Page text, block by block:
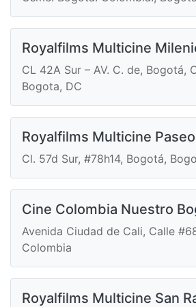
Royalfilms Multicine
CL 42A Sur – AV. C. de, Bogotá,
Bogota, DC
Royalfilms Multicine
Cl. 57d Sur, #78h14, Bogotá,
Cine Colombia Nuestro
Avenida Ciudad de Cali, Calle
Colombia
Royalfilms Multicine San